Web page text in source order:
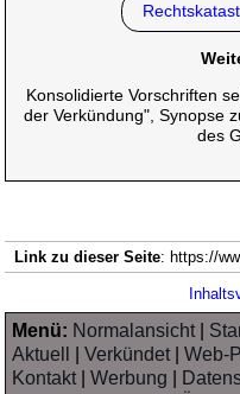
Konsolidierte Vorschriften
der Verkündung", Synopse
des
Link zu dieser Seite: https://
Menü: Normalansicht|
Aktuell
|Verkündet|Web-
Kontakt|Werbung